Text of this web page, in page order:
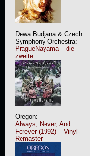
Dewa Budjana & Czech
Symphony Orchestra:
PragueNayama – die
zweite
Oregon:
Always, Never, And
Forever (1992) – Vinyl-
Remaster